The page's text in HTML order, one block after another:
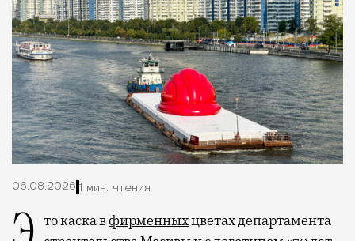
06.08.2026 1 мин. чтения
Это каска вфирменныхцветах департамента